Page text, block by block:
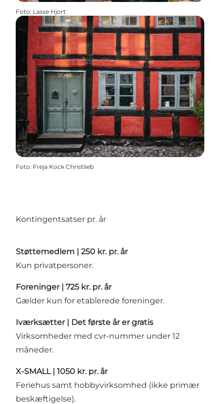
Foto: Lasse Hjort
Foto: Freja Kock Christlieb
Kontingentsatser pr. år
Støttemedlem | 250 kr. pr. år
Kun privatpersoner.
Foreninger | 725 kr. pr. år
Gælder kun for etablerede foreninger.
Iværksætter | Det første år er gratis
Virksomheder med cvr-nummer under 12
måneder.
X-SMALL | 1050 kr. pr. år
Feriehus samt hobbyvirksomhed (ikke primær
beskæftigelse).